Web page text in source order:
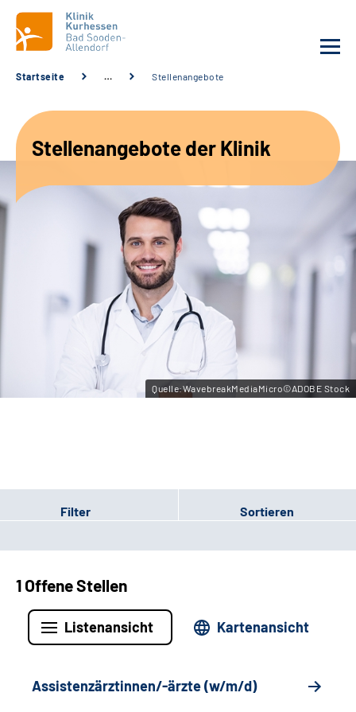
Unsere Angebote
Service
Sozialdienste & Zuweisende
Leichte Sprache
Startseite … Stellenangebote
Stellenangebote der Klinik
Quelle:WavebreakMediaMicro©ADOBE Stock
Filter Sortieren
1 Offene Stellen
Listenansicht Kartenansicht
Assistenzärztinnen/-ärzte (w/m/d)